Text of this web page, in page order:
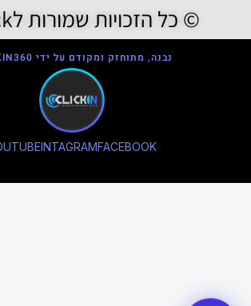
© כל הזכויות שמורות לCbclick
נבנה, מתוחזק ומקודם על ידי CLICKIN360
FACEBOOK
INTAGRAM
YOUTUBE